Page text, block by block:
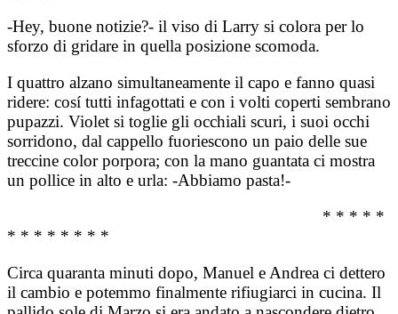
-Hey, buone notizie?- il viso di Larry si colora per lo
sforzo di gridare in quella posizione scomoda.
I quattro alzano simultaneamente il capo e fanno quasi
ridere: cosí tutti infagottati e con i volti coperti sembrano
pupazzi. Violet si toglie gli occhiali scuri, i suoi occhi
sorridono, dal cappello fuoriescono un paio delle sue
treccine color porpora; con la mano guantata ci mostra
un pollice in alto e urla: -Abbiamo pasta!-
* * * * *
* * * * * * * *
Circa quaranta minuti dopo, Manuel e Andrea ci dettero
il cambio e potemmo finalmente rifiugiarci in cucina. Il